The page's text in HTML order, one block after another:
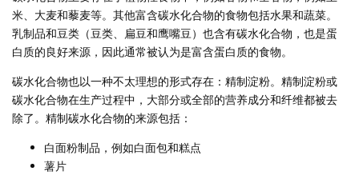
米、大麦和藜麦等。其他富含碳水化合物的食物包括水果和蔬菜。
乳制品和豆类（豆类、扁豆和鹰嘴豆）也含有碳水化合物，也是蛋
白质的良好来源，因此通常被认为是富含蛋白质的食物。
碳水化合物也以一种不太理想的形式存在：精制淀粉。精制淀粉或
碳水化合物在生产过程中，大部分或全部的营养成分和纤维都被去
除了。精制碳水化合物的来源包括：
白面粉制品，例如白面包和糕点
薯片